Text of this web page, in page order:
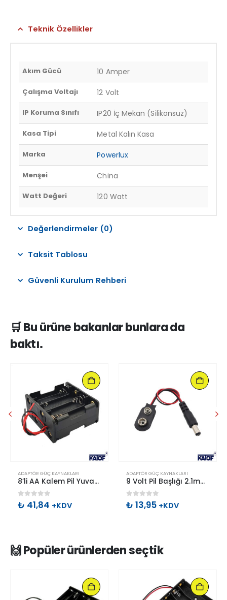
Teknik Özellikler
Akım Gücü 10 Amper
Çalışma Voltajı 12 Volt
IP Koruma Sınıfı IP20 İç Mekan (Silikonsuz)
Kasa Tipi Metal Kalın Kasa
Marka Powerlux
Menşei China
Watt Değeri 120 Watt
Değerlendirmeler (0)
Taksit Tablosu
Güvenli Kurulum Rehberi
🛒 Bu ürüne bakanlar bunlara da
baktı.
ADAPTÖR GÜÇ KAYNAKLARI
8’li AA Kalem Pil Yuvası Çift Taraflı
0 out of 5
₺ 41,84 +KDV
ADAPTÖR GÜÇ KAYNAKLARI
9 Volt Pil Başlığı 2.1mm Jacklı
0 out of 5
₺ 13,95 +KDV
🙌 Popüler ürünlerden seçtik